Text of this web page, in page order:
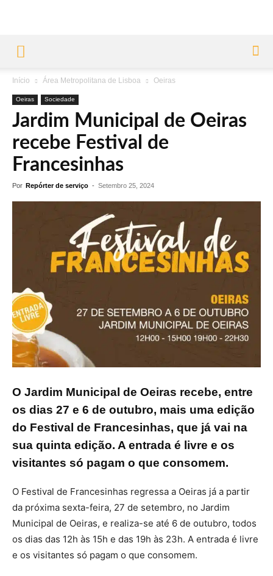
Início Área Metropolitana de Lisboa Oeiras
Oeiras Sociedade
Jardim Municipal de Oeiras
recebe Festival de
Francesinhas
Por Repórter de serviço - Setembro 25, 2024
O Jardim Municipal de Oeiras recebe, entre
os dias 27 e 6 de outubro, mais uma edição
do Festival de Francesinhas, que já vai na
sua quinta edição. A entrada é livre e os
visitantes só pagam o que consomem.
O Festival de Francesinhas regressa a Oeiras já a partir
da próxima sexta-feira, 27 de setembro, no Jardim
Municipal de Oeiras, e realiza-se até 6 de outubro, todos
os dias das 12h às 15h e das 19h às 23h. A entrada é livre
e os visitantes só pagam o que consomem.